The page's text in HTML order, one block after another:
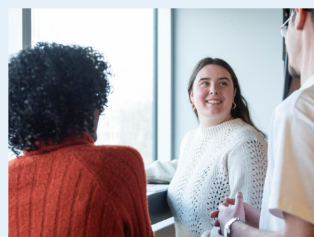
matière d'évaluation de programmes en santé
communautaire ou des bases conceptuelles et des
méthodes d'intervention infirmière auprès de familles et
de communautés. Au terme de votre formation, vous
aurez intégré les connaissances de base requises pour la
pratique de la santé publique et pour la conception des
interventions en santé publique.
politiques, la sociologie, tous les domaines de la santé et
les sciences de l'éducation. Il s'adresse aussi au personnel
professionnel souhaitant progresser dans leur carrière.